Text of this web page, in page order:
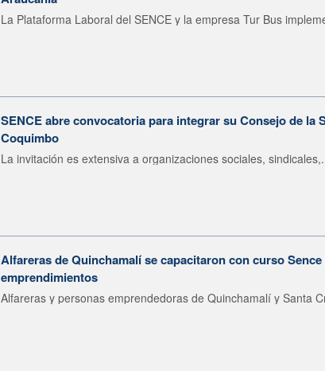
La Plataforma Laboral del SENCE y la empresa Tur Bus
SENCE abre convocatoria para integrar su Consejo de la
Coquimbo
La invitación es extensiva a organizaciones sociales,
Alfareras de Quinchamalí se capacitaron con curso
emprendimientos
Alfareras y personas emprendedoras de Quinchamalí y Santa